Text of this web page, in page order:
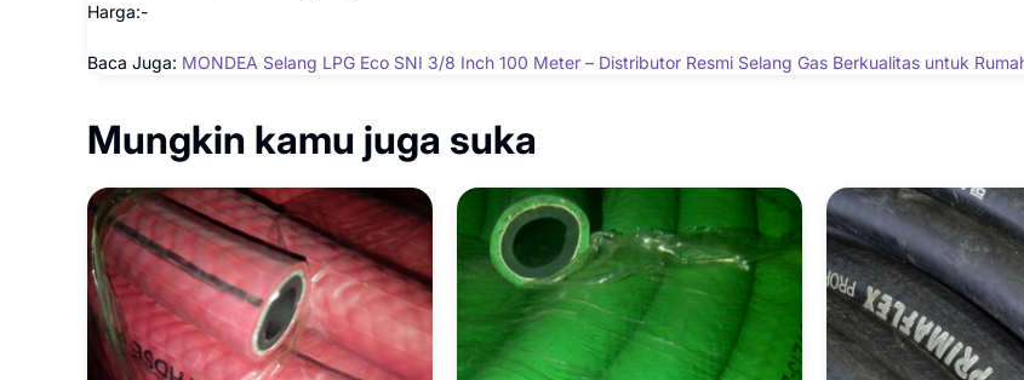
Harga:-
Baca Juga: MONDEA Selang LPG Eco SNI 3/8 Inch 100 Meter – Distributor Resmi Selang Gas Berkualitas untuk
Mungkin kamu juga suka